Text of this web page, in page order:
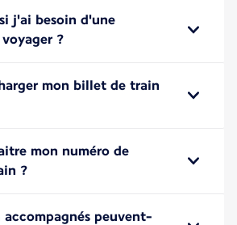
j'ai besoin d'une
?
mon billet de train
mon numéro de
?
accompagnés peuvent-